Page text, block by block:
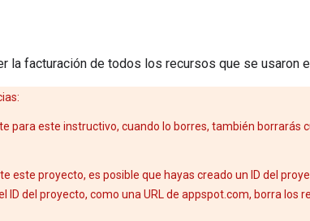
,
la facturación de todos los recursos que se usaron
para este instructivo, cuando lo borres, también borrarás
este proyecto, es posible que hayas creado un ID del
ID del proyecto, como una URL de appspot.com, borra los